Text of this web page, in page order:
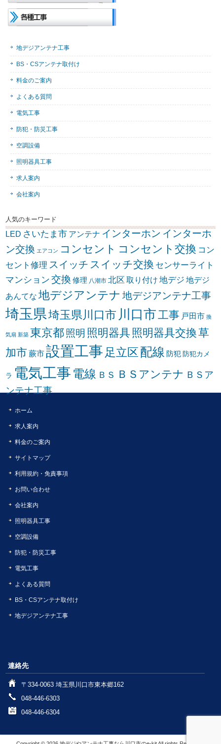
地デジアンテナ工事
BS・CSアンテナ取付け
料金のご案内
よくある質問
電気工事
防犯・防災工事
空調設備
照明器具工事
求人案内
会社案内
人気のキーワード
LED さいたま市 アンテナ インターホン インターホ
ン交換 エアコン コンセント コンセント交換 コン
セント修理 スイッチ スイッチ交換 センサーライト
マンション 交換 修理 八潮市 北区 取り付け 地デジ 地デジ
あんてな 地デジアンテナ 地デジアンテナ工事
埼玉県埼玉県川口市 川口市工事 戸田市 換
気扇 新築 東京都照明 照明器具 照明器具交換草
加市 蕨市設置工事 足立区配線 防犯 防犯カメ
ラ 電気工事 電線 ＢＳ ＢＳアンテナ ＢＳア
ンテナ工事
ホーム
求人案内
料金のご案内
サイトマップ
利用規約・免責事項
お問い合わせ
会社案内
照明器具工事
空調設備
防犯・防災工事
電気工事
よくある質問
BS・CSアンテナ取付け
地デジアンテナ工事
連絡先
〒334-0063 埼玉県川口市東本郷162
048-446-6303
048-446-6304